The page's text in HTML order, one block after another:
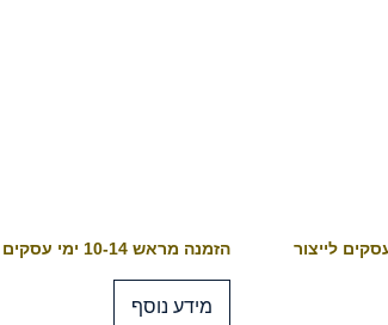
הזמנה מראש 10-14 ימי עסקים לייצור
מידע נוסף